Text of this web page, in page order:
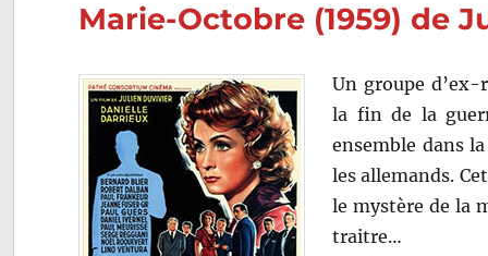
Marie-Octobre (1959) de
Un groupe d’ex-
la fin de la
ensemble dans
les allemands.
le mystère de la
traitre…